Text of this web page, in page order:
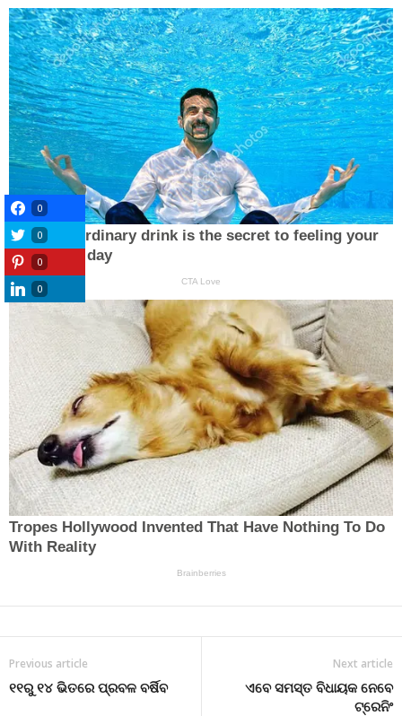
Previous article
୧୧ରୁ ୧୪ ଭିତରେ ପ୍ରବଳ ବର୍ଷିବ
Next article
ଏବେ ସମସ୍ତ ବିଧାୟକ ନେବେ
ଟ୍ରେନିଂ
0
0
0
0